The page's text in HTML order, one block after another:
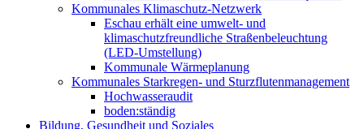
Kommunales Klimaschutz-Netzwerk
Eschau erhält eine umwelt- und
klimaschutzfreundliche Straßenbeleuchtung
(LED-Umstellung)
Kommunale Wärmeplanung
Kommunales Starkregen- und Sturzflutenmanagement
Hochwasseraudit
boden:ständig
Bildung, Gesundheit und Soziales